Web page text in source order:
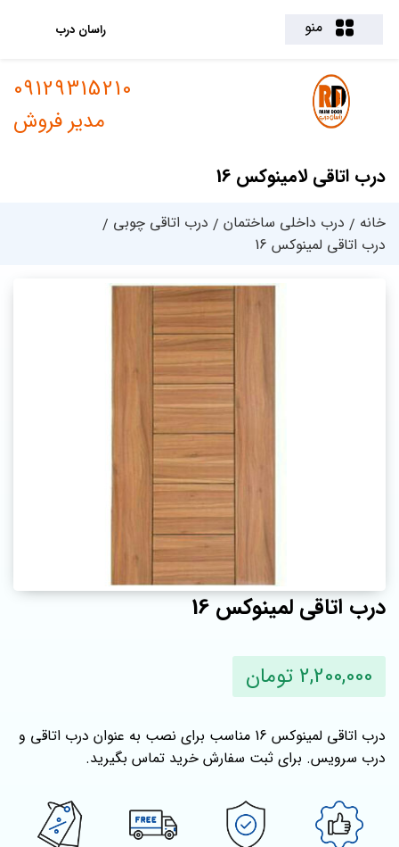
منو راسان درب
درب اتاقی لامینوکس 16
09129315210
مدیر فروش
خانه درب داخلی ساختمان
درب اتاقی چوبی
درب اتاقی لمینوکس 16
درب اتاقی لمینوکس 16
2,200,000 تومان
درب اتاقی لمینوکس 16 مناسب برای نصب به عنوان درب اتاقی و
درب سرویس. برای ثبت سفارش خرید تماس بگیرید.